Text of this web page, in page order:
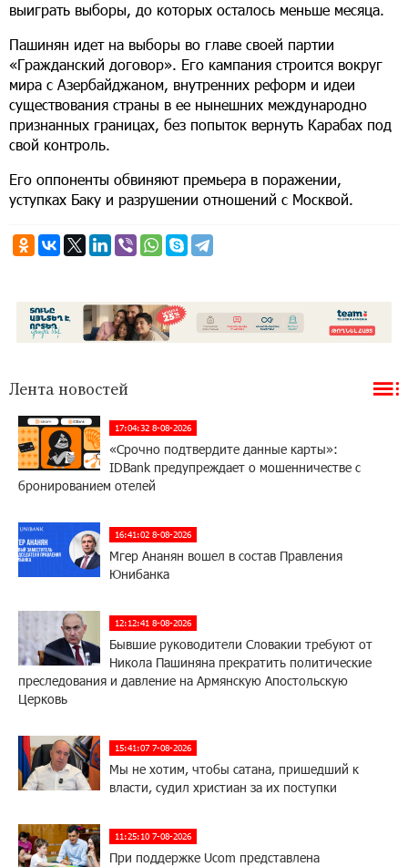
выиграть выборы, до которых осталось меньше месяца.
Пашинян идет на выборы во главе своей партии
«Гражданский договор». Его кампания строится вокруг
мира с Азербайджаном, внутренних реформ и идеи
существования страны в ее нынешних международно
признанных границах, без попыток вернуть Карабах под
свой контроль.
Его оппоненты обвиняют премьера в поражении,
уступках Баку и разрушении отношений с Москвой.
Лента новостей
17:04:32 8-08-2026
«Срочно подтвердите данные карты»:
IDBank предупреждает о мошенничестве с
бронированием отелей
16:41:02 8-08-2026
Мгер Ананян вошел в состав Правления
Юнибанка
12:12:41 8-08-2026
Бывшие руководители Словакии требуют от
Никола Пашиняна прекратить политические
преследования и давление на Армянскую Апостольскую
Церковь
15:41:07 7-08-2026
Мы не хотим, чтобы сатана, пришедший к
власти, судил христиан за их поступки
11:25:10 7-08-2026
При поддержке Ucom представлена